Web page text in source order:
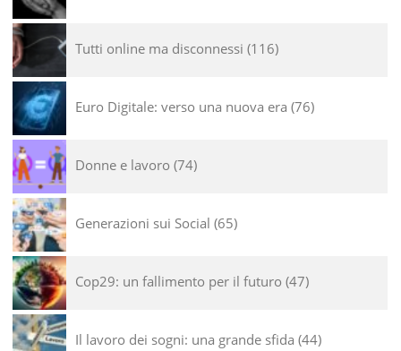
Tutti online ma disconnessi 116
Euro Digitale: verso una nuova era 76
Donne e lavoro 74
Generazioni sui Social 65
Cop29: un fallimento per il futuro 47
Il lavoro dei sogni: una grande sfida 44